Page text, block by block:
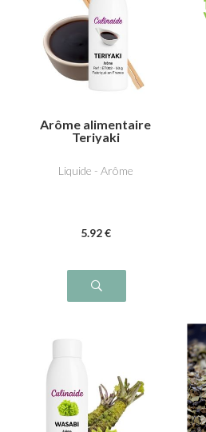
Arôme alimentaire
Teriyaki
Liquide - Arôme
5.92 €